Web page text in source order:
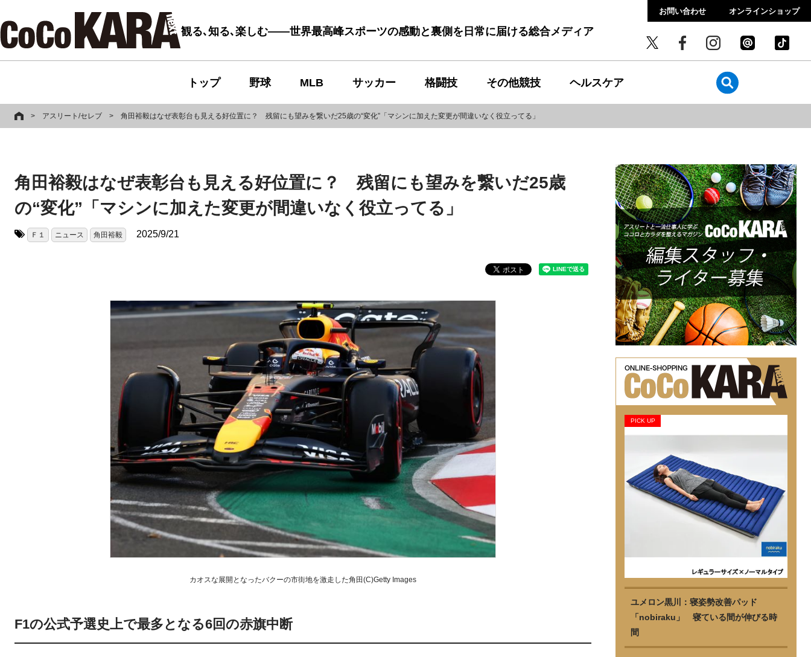
観る､知る､楽しむ――世界最高峰スポーツの感動と裏側を日常に届ける総合メディア
お問い合わせ オンラインショップ
トップ 野球 MLB サッカー 格闘技 その他競技 ヘルスケア
> アスリート/セレブ > 角田裕毅はなぜ表彰台も見える好位置に？ 残留にも望みを繋いだ25歳の“変化”「マシンに加えた変更が間違いなく役立ってる」
角田裕毅はなぜ表彰台も見える好位置に？ 残留にも望みを繋いだ25歳
の“変化”「マシンに加えた変更が間違いなく役立ってる」
Ｆ１ ニュース 角田裕毅 2025/9/21
カオスな展開となったバクーの市街地を激走した角田(C)Getty Images
F1の公式予選史上で最多となる6回の赤旗中断
PICK UP
ユメロン黒川：寝姿勢改善パッド
「nobiraku」 寝ている間が伸びる時
間